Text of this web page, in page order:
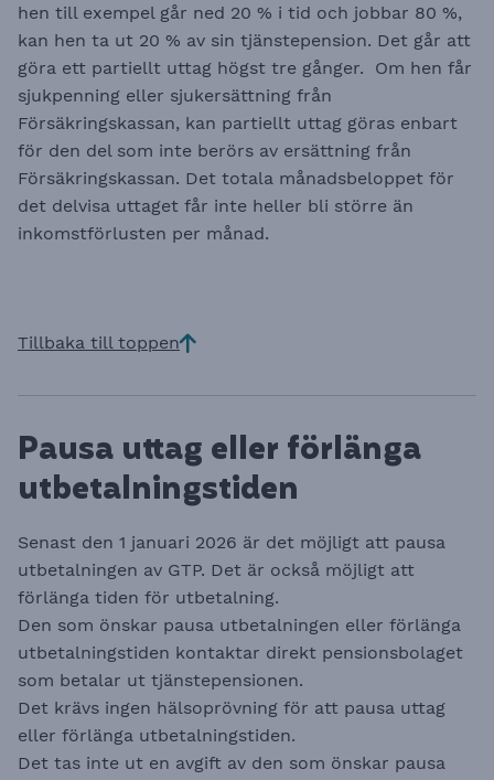
hen till exempel går ned 20 % i tid och jobbar 80 %,
kan hen ta ut 20 % av sin tjänstepension. Det går att
göra ett partiellt uttag högst tre gånger. Om hen får
sjukpenning eller sjukersättning från
Försäkringskassan, kan partiellt uttag göras enbart
för den del som inte berörs av ersättning från
Försäkringskassan. Det totala månadsbeloppet för
det delvisa uttaget får inte heller bli större än
inkomstförlusten per månad.
Tillbaka till toppen
Pausa uttag eller förlänga
utbetalningstiden
Senast den 1 januari 2026 är det möjligt att pausa
utbetalningen av GTP. Det är också möjligt att
förlänga tiden för utbetalning.
Den som önskar pausa utbetalningen eller förlänga
utbetalningstiden kontaktar direkt pensionsbolaget
som betalar ut tjänstepensionen.
Det krävs ingen hälsoprövning för att pausa uttag
eller förlänga utbetalningstiden.
Det tas inte ut en avgift av den som önskar pausa